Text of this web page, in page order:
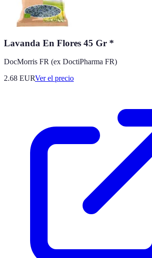
Lavanda En Flores 45 Gr *
DocMorris FR (ex DoctiPharma FR)
2.68 EURVer el precio